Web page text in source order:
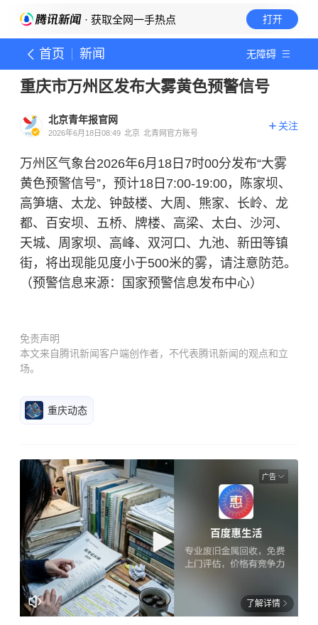
· 获取全网一手热点 打开
首页 新闻 无障碍
重庆市万州区发布大雾黄色预警信号
北京青年报官网
2026年6月18日08:49 北京 北青网官方账号
关注
万州区气象台2026年6月18日7时00分发布“大雾
黄色预警信号”，预计18日7:00-19:00，陈家坝、
高笋塘、太龙、钟鼓楼、大周、熊家、长岭、龙
都、百安坝、五桥、牌楼、高梁、太白、沙河、
天城、周家坝、高峰、双河口、九池、新田等镇
街，将出现能见度小于500米的雾，请注意防范。
（预警信息来源：国家预警信息发布中心）
免责声明
本文来自腾讯新闻客户端创作者，不代表腾讯新闻的观点和立
场。
重庆动态
广告
了解详情